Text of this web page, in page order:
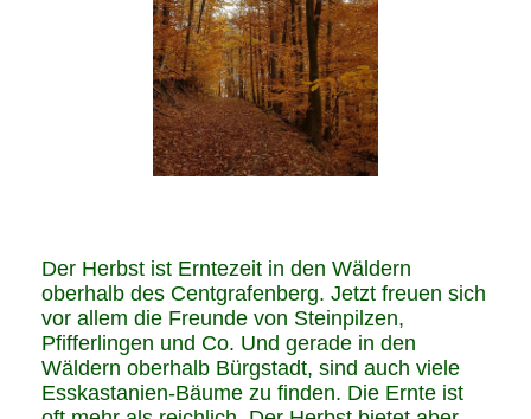
Der Herbst ist Erntezeit in den Wäldern
oberhalb des Centgrafenberg. Jetzt freuen sich
vor allem die Freunde von Steinpilzen,
Pfifferlingen und Co. Und gerade in den
Wäldern oberhalb Bürgstadt, sind auch viele
Esskastanien-Bäume zu finden. Die Ernte ist